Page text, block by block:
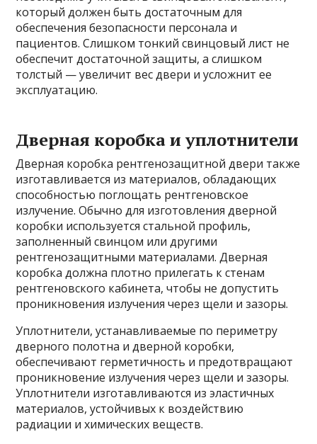
который должен быть достаточным для
обеспечения безопасности персонала и
пациентов. Слишком тонкий свинцовый лист не
обеспечит достаточной защиты, а слишком
толстый — увеличит вес двери и усложнит ее
эксплуатацию.
Дверная коробка и уплотнители
Дверная коробка рентгенозащитной двери также
изготавливается из материалов, обладающих
способностью поглощать рентгеновское
излучение. Обычно для изготовления дверной
коробки используется стальной профиль,
заполненный свинцом или другими
рентгенозащитными материалами. Дверная
коробка должна плотно прилегать к стенам
рентгеновского кабинета, чтобы не допустить
проникновения излучения через щели и зазоры.
Уплотнители, устанавливаемые по периметру
дверного полотна и дверной коробки,
обеспечивают герметичность и предотвращают
проникновение излучения через щели и зазоры.
Уплотнители изготавливаются из эластичных
материалов, устойчивых к воздействию
радиации и химических веществ.